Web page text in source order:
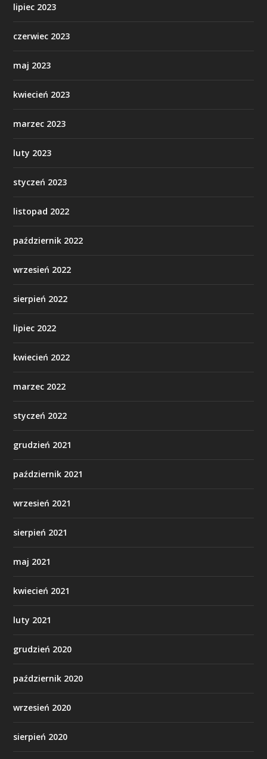
lipiec 2023
czerwiec 2023
maj 2023
kwiecień 2023
marzec 2023
luty 2023
styczeń 2023
listopad 2022
październik 2022
wrzesień 2022
sierpień 2022
lipiec 2022
kwiecień 2022
marzec 2022
styczeń 2022
grudzień 2021
październik 2021
wrzesień 2021
sierpień 2021
maj 2021
kwiecień 2021
luty 2021
grudzień 2020
październik 2020
wrzesień 2020
sierpień 2020